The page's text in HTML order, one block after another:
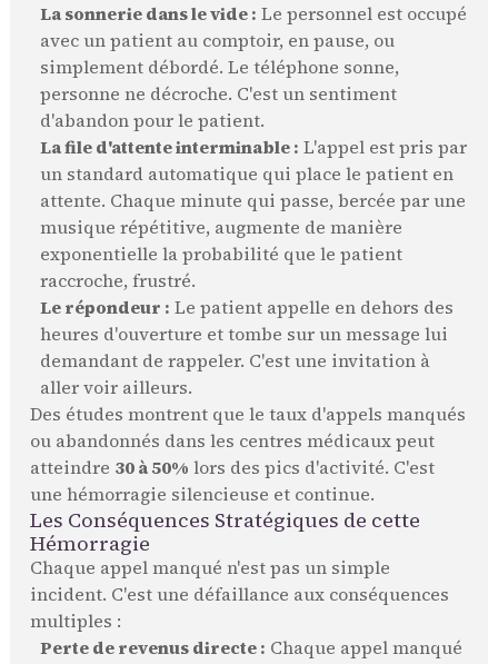
La sonnerie dans le vide : Le personnel est occupé
avec un patient au comptoir, en pause, ou
simplement débordé. Le téléphone sonne,
personne ne décroche. C'est un sentiment
d'abandon pour le patient.
La file d'attente interminable : L'appel est pris par
un standard automatique qui place le patient en
attente. Chaque minute qui passe, bercée par une
musique répétitive, augmente de manière
exponentielle la probabilité que le patient
raccroche, frustré.
Le répondeur : Le patient appelle en dehors des
heures d'ouverture et tombe sur un message lui
demandant de rappeler. C'est une invitation à
aller voir ailleurs.
Des études montrent que le taux d'appels manqués
ou abandonnés dans les centres médicaux peut
atteindre 30 à 50% lors des pics d'activité. C'est
une hémorragie silencieuse et continue.
Les Conséquences Stratégiques de cette
Hémorragie
Chaque appel manqué n'est pas un simple
incident. C'est une défaillance aux conséquences
multiples :
Perte de revenus directe : Chaque appel manqué